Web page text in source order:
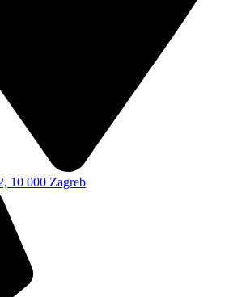
10 000 Zagreb